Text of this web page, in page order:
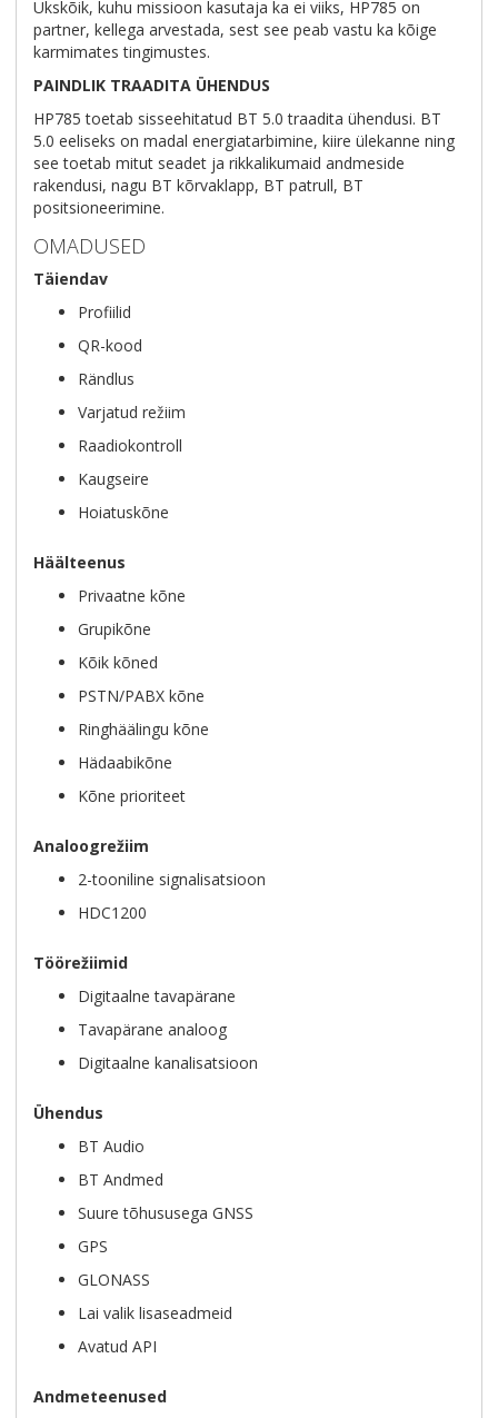
Ükskõik, kuhu missioon kasutaja ka ei viiks, HP785 on
partner, kellega arvestada, sest see peab vastu ka kõige
karmimates tingimustes.
PAINDLIK TRAADITA ÜHENDUS
HP785 toetab sisseehitatud BT 5.0 traadita ühendusi. BT
5.0 eeliseks on madal energiatarbimine, kiire ülekanne ning
see toetab mitut seadet ja rikkalikumaid andmeside
rakendusi, nagu BT kõrvaklapp, BT patrull, BT
positsioneerimine.
OMADUSED
Täiendav
Profiilid
QR-kood
Rändlus
Varjatud režiim
Raadiokontroll
Kaugseire
Hoiatuskõne
Häälteenus
Privaatne kõne
Grupikõne
Kõik kõned
PSTN/PABX kõne
Ringhäälingu kõne
Hädaabikõne
Kõne prioriteet
Analoogrežiim
2-tooniline signalisatsioon
HDC1200
Töörežiimid
Digitaalne tavapärane
Tavapärane analoog
Digitaalne kanalisatsioon
Ühendus
BT Audio
BT Andmed
Suure tõhususega GNSS
GPS
GLONASS
Lai valik lisaseadmeid
Avatud API
Andmeteenused